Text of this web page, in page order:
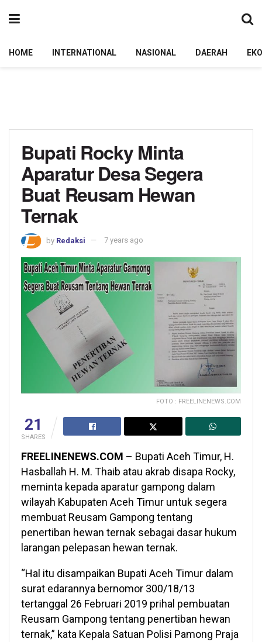
HOME INTERNATIONAL NASIONAL DAERAH
Bupati Rocky Minta
Aparatur Desa Segera
Buat Reusam Hewan
Ternak
by Redaksi 7 years ago
FOTO : FREELINENEWS.COM
21
SHARES
FREELINENEWS.COM – Bupati Aceh Timur, H.
Hasballah H. M. Thaib atau akrab disapa Rocky,
meminta kepada aparatur gampong dalam
wilayah Kabupaten Aceh Timur untuk segera
membuat Reusam Gampong tentang
penertiban hewan ternak sebagai dasar hukum
larangan pelepasan hewan ternak.
“Hal itu disampaikan Bupati Aceh Timur dalam
surat edarannya bernomor 300/18/13
tertanggal 26 Februari 2019 prihal pembuatan
Reusam Gampong tentang penertiban hewan
ternak,” kata Kepala Satuan Polisi Pamong Praja